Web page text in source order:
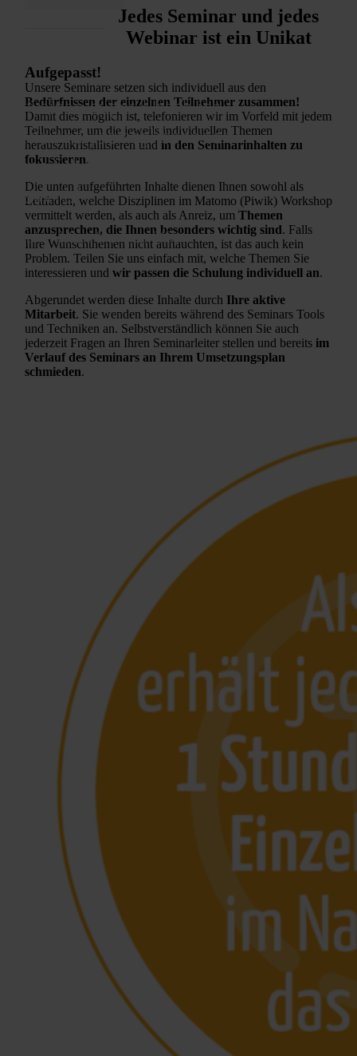
- Culture Chameleon SASU
hat einen super Überblick
Analysemöglichkeiten
Schwerpunkte gegeben.
Jedes Seminar und jedes
Webinar ist ein Unikat
Aufgepasst!
Unsere Seminare setzen sich individuell aus den
Bedürfnissen der einzelnen Teilnehmer zusammen!
Damit dies möglich ist, telefonieren wir im Vorfeld mit jedem
Teilnehmer, um die jeweils individuellen Themen
herauszukristallisieren und in den Seminarinhalten zu
fokussieren.
Die unten aufgeführten Inhalte dienen Ihnen sowohl als
Leitfaden, welche Disziplinen im Matomo (Piwik) Workshop
vermittelt werden, als auch als Anreiz, um Themen
anzusprechen, die Ihnen besonders wichtig sind. Falls
Ihre Wunschthemen nicht auftauchten, ist das auch kein
Problem. Teilen Sie uns einfach mit, welche Themen Sie
interessieren und wir passen die Schulung individuell an.
Abgerundet werden diese Inhalte durch Ihre aktive
Mitarbeit. Sie wenden bereits während des Seminars Tools
und Techniken an. Selbstverständlich können Sie auch
jederzeit Fragen an Ihren Seminarleiter stellen und bereits im
Verlauf des Seminars an Ihrem Umsetzungsplan
schmieden.